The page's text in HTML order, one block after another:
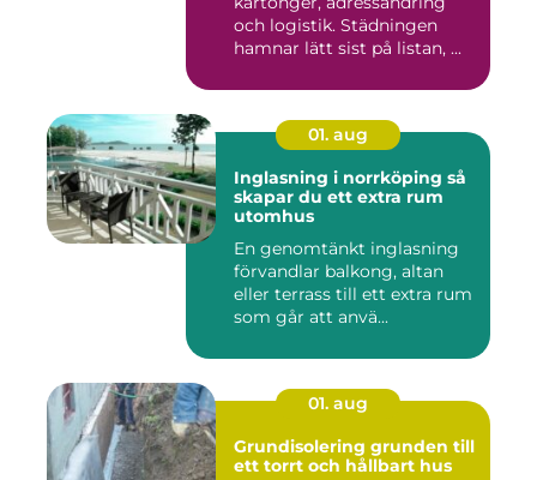
och logistik. Städningen
hamnar lätt sist på listan, ...
01. aug
Inglasning i norrköping så
skapar du ett extra rum
utomhus
En genomtänkt inglasning
förvandlar balkong, altan
eller terrass till ett extra rum
som går att anvä...
01. aug
Grundisolering grunden till
ett torrt och hållbart hus